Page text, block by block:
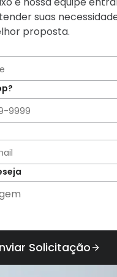
suas
proposta.
Solicitação